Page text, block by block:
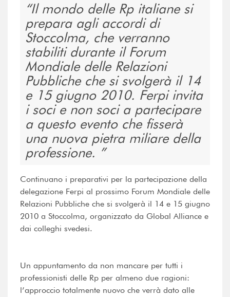
Il mondo delle Rp italiane si
prepara agli accordi di
Stoccolma, che verranno
stabiliti durante il Forum
Mondiale delle Relazioni
Pubbliche che si svolgerà il 14
e 15 giugno 2010. Ferpi invita
i soci e non soci a partecipare
a questo evento che fisserà
una nuova pietra miliare della
professione.
Continuano i preparativi per la partecipazione della
delegazione Ferpi al prossimo Forum Mondiale delle
Relazioni Pubbliche che si svolgerà il 14 e 15 giugno
2010 a Stoccolma, organizzato da Global Alliance e
dai colleghi svedesi.
Un appuntamento da non mancare per tutti i
professionisti delle Rp per almeno due ragioni:
l’approccio totalmente nuovo che verrà dato alle